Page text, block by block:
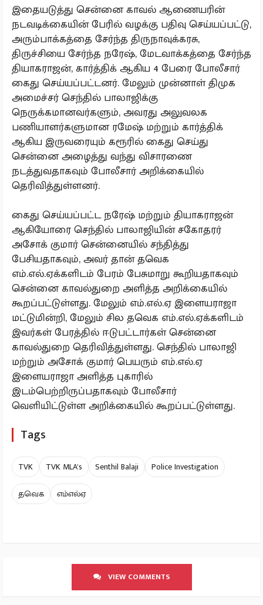
இதையடுத்து சென்னை காவல் ஆணையரின்
நடவடிக்கையின் பேரில் வழக்கு பதிவு செய்யப்பட்டு,
அரும்பாக்கத்தை சேர்ந்த திருநாவுக்கரசு,
திருச்சியை சேர்ந்த நரேஷ், மேடவாக்கத்தை சேர்ந்த
தியாகராஜன், கார்த்திக் ஆகிய 4 பேரை போலீசார்
கைது செய்யப்பட்டனர். மேலும் முன்னாள் திமுக
அமைச்சர் செந்தில் பாலாஜிக்கு
நெருக்கமானவர்களும், அவரது அலுவலக
பணியாளர்களுமான ரமேஷ் மற்றும் கார்த்திக்
ஆகிய இருவரையும் கரூரில் கைது செய்து
சென்னை அழைத்து வந்து விசாரணை
நடத்துவதாகவும் போலீசார் அறிக்கையில்
தெரிவித்துள்ளனர்.
கைது செய்யப்பட்ட நரேஷ் மற்றும் தியாகராஜன்
ஆகியோரை செந்தில் பாலாஜியின் சகோதரர்
அசோக் குமார் சென்னையில் சந்தித்து
பேசியதாகவும், அவர் தான் தவெக
எம்.எல்.ஏக்களிடம் பேரம் பேசுமாறு கூறியதாகவும்
சென்னை காவல்துறை அளித்த அறிக்கையில்
கூறப்பட்டுள்ளது. மேலும் எம்.எல்.ஏ இளையராஜா
மட்டுமின்றி, மேலும் சில தவெக எம்.எல்.ஏக்களிடம்
இவர்கள் பேரத்தில் ஈடுபட்டார்கள் சென்னை
காவல்துறை தெரிவித்துள்ளது. செந்தில் பாலாஜி
மற்றும் அசோக் குமார் பெயரும் எம்.எல்.ஏ
இளையராஜா அளித்த புகாரில்
இடம்பெற்றிருப்பதாகவும் போலீசார்
வெளியிட்டுள்ள அறிக்கையில் கூறப்பட்டுள்ளது.
Tags
TVK TVK MLA's Senthil Balaji
Police Investigation
தவெக
எம்எல்ஏ
VIEW COMMENTS